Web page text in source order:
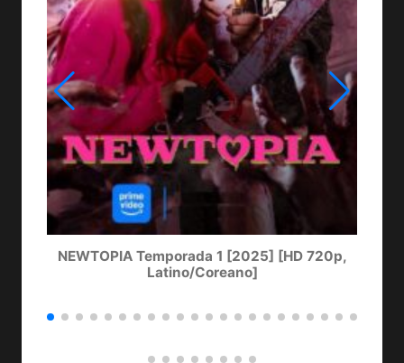
NEWTOPIA Temporada 1 [2025] [HD 720p,
Latino/Coreano]